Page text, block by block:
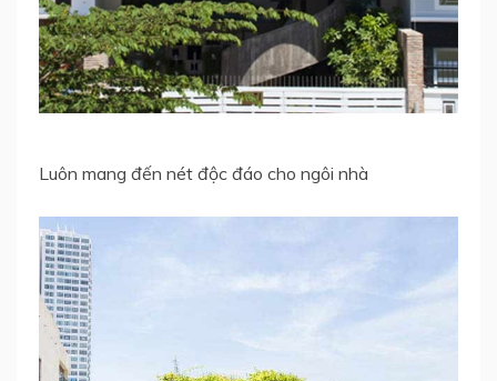
Luôn mang đến nét độc đáo cho ngôi nhà